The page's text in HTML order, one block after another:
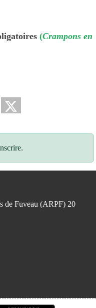
(Crampons en
de Fuveau (ARPF) 20